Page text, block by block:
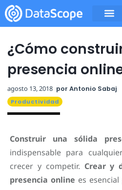
¿Cómo
presencia
agosto 13, 2018 por Antonio Sabaj
Productividad
Construir una sólida
indispensable para
crecer y competir. Crear y
presencia online es